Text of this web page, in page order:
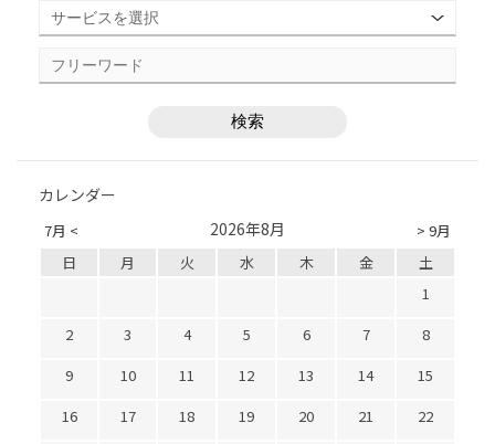
カレンダー
7月 < > 9月
2026年8月
日 月 火 水 木 金
土
1
2
3 4 5 6 7
8
9
10 11 12 13 14
15
16
17 18 19 20 21
22